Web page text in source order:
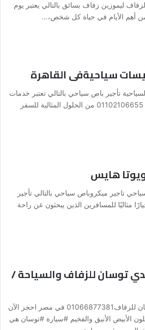
ليموزين زفاف بسائق بالتالي يعتبر يوم
سياحيةفى القاهرة
تأجير باص سياحي بالتالي تعتبر خدمات
تأجير الأتوبيسات السياحية 01102106655 من الحلول المثالية للسفر
هايس
تاجير ميكروباص سياحي بالتالي تأجير
مثاليًا للمسافرين الذين يبحثون عن راحة
توسان للزفاف والسياحة /
يجار سيارات هيونداي توسان للزفاف01066877381 في مصر احجز الآن
الأبيض الأنيق والفخيم #سيارة #توسان هي